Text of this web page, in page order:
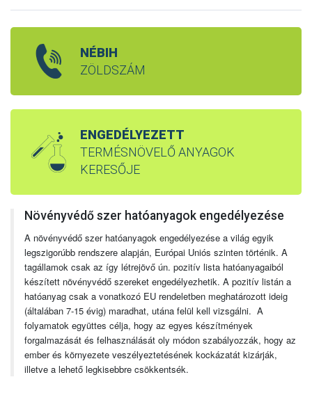
NÉBIH
ZÖLDSZÁM
ENGEDÉLYEZETT
TERMÉSNÖVELŐ ANYAGOK
KERESŐJE
Növényvédő szer hatóanyagok engedélyezése
A növényvédő szer hatóanyagok engedélyezése a világ egyik
legszigorúbb rendszere alapján, Európai Uniós szinten történik. A
tagállamok csak az így létrejövő ún. pozitív lista hatóanyagaiból
készített növényvédő szereket engedélyezhetik. A pozitív listán a
hatóanyag csak a vonatkozó EU rendeletben meghatározott ideig
(általában 7-15 évig) maradhat, utána felül kell vizsgálni. A
folyamatok együttes célja, hogy az egyes készítmények
forgalmazását és felhasználását oly módon szabályozzák, hogy az
ember és környezete veszélyeztetésének kockázatát kizárják,
illetve a lehető legkisebbre csökkentsék.